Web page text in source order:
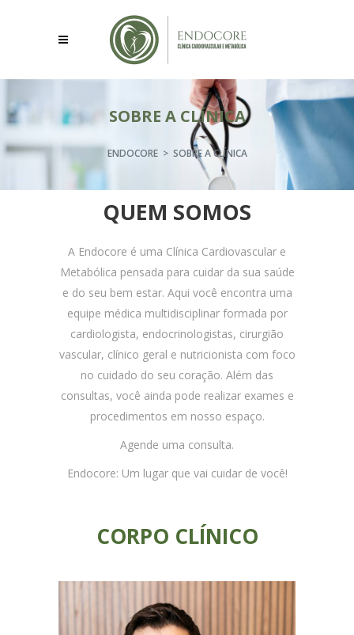
SOBRE A CLÍNICA
ENDOCORE> SOBRE A CLÍNICA
QUEM SOMOS
A Endocore é uma Clínica Cardiovascular e
Metabólica pensada para cuidar da sua saúde
e do seu bem estar. Aqui você encontra uma
equipe médica multidisciplinar formada por
cardiologista, endocrinologistas, cirurgião
vascular, clínico geral e nutricionista com foco
no cuidado do seu coração. Além das
consultas, você ainda pode realizar exames e
procedimentos em nosso espaço.
Agende uma consulta.
Endocore: Um lugar que vai cuidar de você!
CORPO CLÍNICO